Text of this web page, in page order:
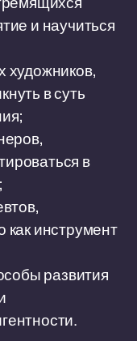
и научиться
художников,
в суть
в
как инструмент
развития